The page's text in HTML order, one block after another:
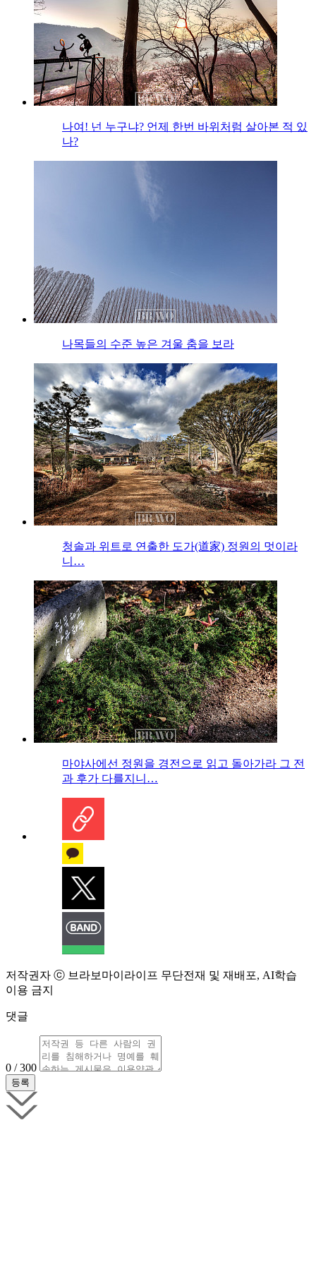
나여! 넌 누구냐? 언제 한번 바위처럼 살아본 적 있
나?
나목들의 수준 높은 겨울 춤을 보라
청솔과 위트로 연출한 도가(道家) 정원의 멋이라
니…
마야사에선 정원을 경전으로 읽고 돌아가라 그 전
과 후가 다를지니…
저작권자 ⓒ 브라보마이라이프 무단전재 및 재배포, AI학습
이용 금지
댓글
0 / 300